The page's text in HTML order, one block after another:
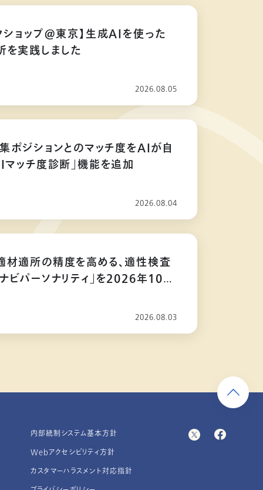
ョップ@東京】生成AIを使った
を実践しました
2026.08.05
集ポジションとのマッチ度をAIが自
ッチ度診断」機能を追加
2026.08.04
材適所の精度を高める、適性検査
ビパーソナリティ」を2026年10月
2026.08.03
内部統制システム基本方針
Webアクセシビリティ方針
カスタマーハラスメント対応指針